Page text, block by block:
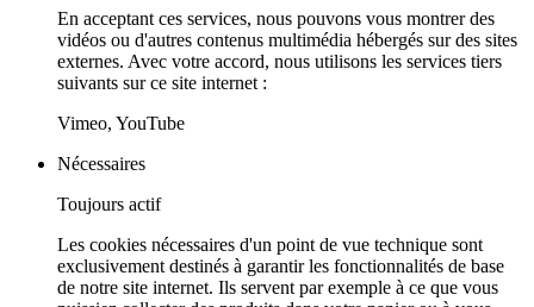
En acceptant ces services, nous pouvons vous montrer des
vidéos ou d'autres contenus multimédia hébergés sur des sites
externes. Avec votre accord, nous utilisons les services tiers
suivants sur ce site internet :
Vimeo, YouTube
Nécessaires
Toujours actif
Les cookies nécessaires d'un point de vue technique sont
exclusivement destinés à garantir les fonctionnalités de base
de notre site internet. Ils servent par exemple à ce que vous